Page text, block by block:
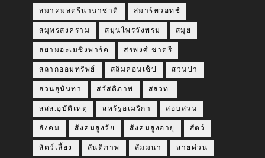
สมาคมสตรีนานาชาติ สมาร์ทวอทช์
สมุทรสงคราม สมุนไพรวังพรม สมุย
สยามอะเมซิ่งพาร์ค สรพงศ์ ชาตรี
สลากออมทรัพย์ สลิมคอนเซ็ป สวนป่า
สวนสุนันทา สวัสดิภาพ สสวท.
สสส.อุบัติเหตุ สหรัฐอเมริกา สอบสวน
สังคม สังคมสูงวัย สังคมสูงอายุ สัตว์
สัตว์เลี้ยง สันติภาพ สัมมนา สายด่วน